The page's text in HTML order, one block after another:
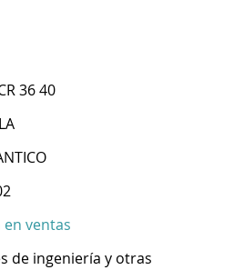
36 40
ventas
de ingeniería y otras